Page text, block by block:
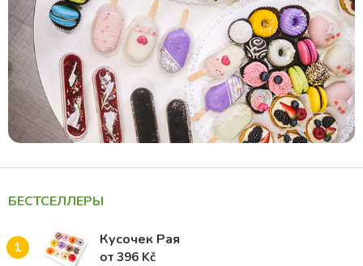
БЕСТСЕЛЛЕРЫ
1 Кусочек Рая
от 396 Kč